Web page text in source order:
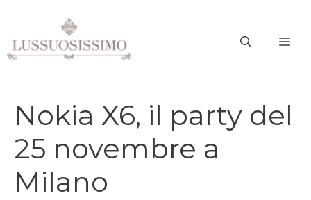
contenuto
Nokia X6, il party del
25 novembre a
Milano